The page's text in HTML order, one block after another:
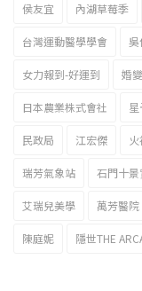
侯友宜 內湖草莓季
台灣運動醫學學會 吳
女力報到-好運到 婚變
日本農業株式會社
民政局 江宏傑
瑞芳氣象站 石門十
艾瑞兒美學 萬芳醫院
陳庭妮 隱世THE